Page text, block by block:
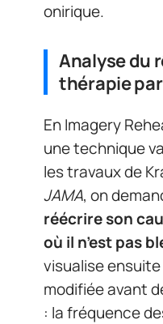
onirique.
Analyse du
thérapie
En Imagery
une technique
les travaux de
JAMA, on
réécrire son
où il n’est pas
visualise
modifiée avant
: la fréquence